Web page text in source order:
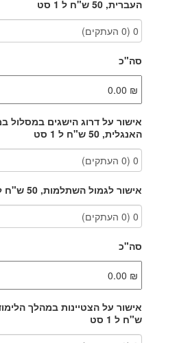
העברית, 50 ש"ח ל 1 סט
סה"כ
אישור על דרוג הישגים במסלול
האנגלית, 50 ש"ח ל 1 סט
אישור לגמול השתלמות, 50 ש"ח ל 1 סט
סה"כ
ש"ח ל 1 סט